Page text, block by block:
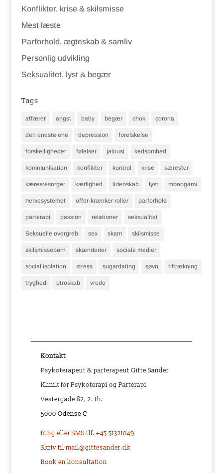
Konflikter, krise & skilsmisse
Mest læste
Parforhold, ægteskab & samliv
Personlig udvikling
Seksualitet, lyst & begær
Tags
affærer angst baby begær chok corona
den eneste ene depression forelskelse
forskelligheder følelser jalousi kedsomhed
kommunikation konflikter kontrol krise kærester
kærestesorger kærlighed lidenskab lyst monogami
nervesystemet offer-krænker roller parforhold
parterapi passion relationer seksualitet
Seksuelle overgreb sex skam skilsmisse
skilsmissebørn skænderier sociale medier
social isolation stress sugardating søvn tiltrækning
tryghed utroskab vrede
Kontakt
Psykoterapeut & parterapeut Gitte Sander
Klinik for Psykoterapi og Parterapi
Vestergade 82, 2. th.
5000 Odense C
Ring eller SMS tlf. +45 51321049
Skriv til mail@gittesander.dk
Book en konsultation